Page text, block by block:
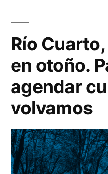
en
las
de
Río
en otoño.
agendar
volvamos